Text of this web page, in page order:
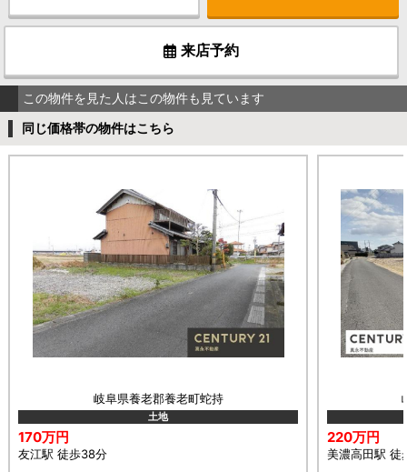
来店予約
この物件を見た人はこの物件も見ています
同じ価格帯の物件はこちら
岐阜県養老郡養老町蛇持
土地
170万円
友江駅 徒歩38分
220万円
美濃高田駅 徒